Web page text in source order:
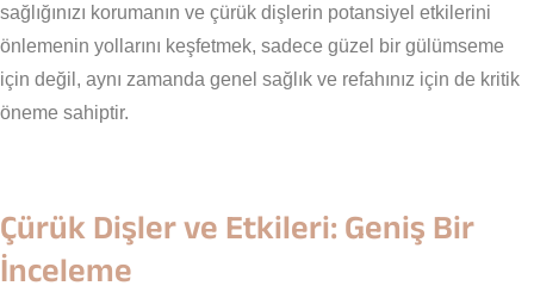
sağlığınızı korumanın ve çürük dişlerin potansiyel etkilerini
önlemenin yollarını keşfetmek, sadece güzel bir gülümseme
için değil, aynı zamanda genel sağlık ve refahınız için de kritik
öneme sahiptir.
Çürük Dişler ve Etkileri: Geniş Bir
İnceleme